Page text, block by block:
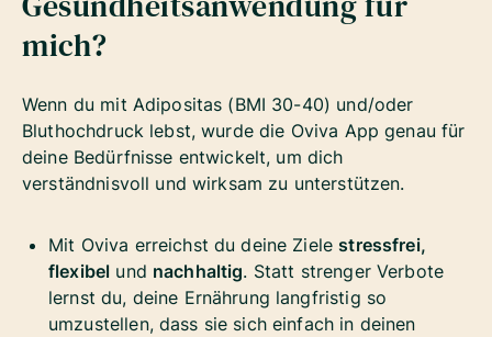
mich?
Wenn du mit Adipositas (BMI 30-40) und/oder
Bluthochdruck lebst, wurde die Oviva App genau für
deine Bedürfnisse entwickelt, um dich
verständnisvoll und wirksam zu unterstützen.
Mit Oviva erreichst du deine Zielestressfrei,
flexibel und nachhaltig. Statt strenger Verbote
lernst du, deine Ernährung langfristig so
umzustellen, dass sie sich einfach in deinen